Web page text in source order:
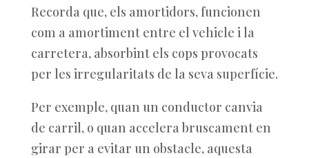
Recorda que, els amortidors, funcionen
com a amortiment entre el vehicle i la
carretera, absorbint els cops provocats
per les irregularitats de la seva superfície.
Per exemple, quan un conductor canvia
de carril, o quan accelera bruscament en
girar per a evitar un obstacle, aquesta